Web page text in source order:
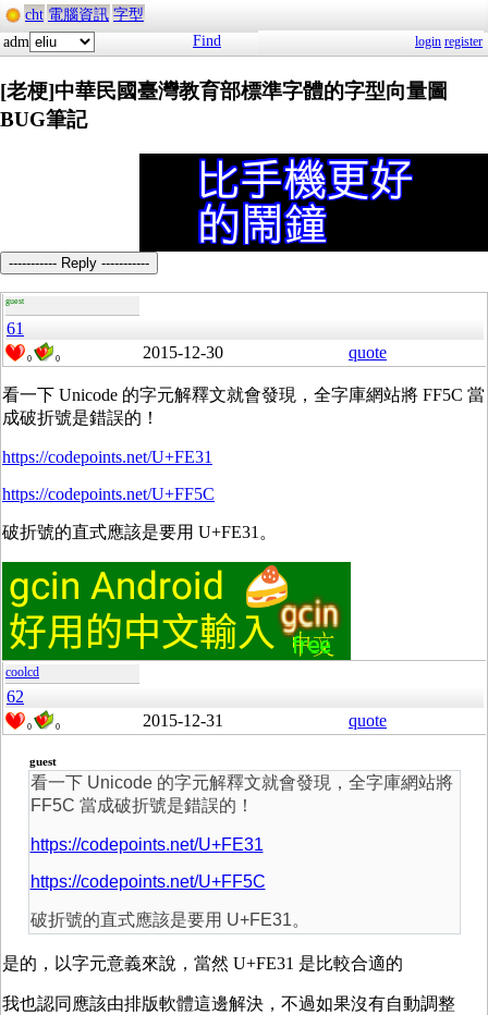
cht 電腦資訊 字型
adm
Find login register
[老梗]中華民國臺灣教育部標準字體的字型向量圖
BUG筆記
----------- Reply -----------
guest
61
0 0 2015-12-30 quote
看一下 Unicode 的字元解釋文就會發現，全字庫網站將 FF5C 當
成破折號是錯誤的！
https://codepoints.net/U+FE31
https://codepoints.net/U+FF5C
破折號的直式應該是要用 U+FE31。
coolcd
62
0 0 2015-12-31 quote
guest
看一下 Unicode 的字元解釋文就會發現，全字庫網站將
FF5C 當成破折號是錯誤的！
https://codepoints.net/U+FE31
https://codepoints.net/U+FF5C
破折號的直式應該是要用 U+FE31。
是的，以字元意義來說，當然 U+FE31 是比較合適的
我也認同應該由排版軟體這邊解決，不過如果沒有自動調整